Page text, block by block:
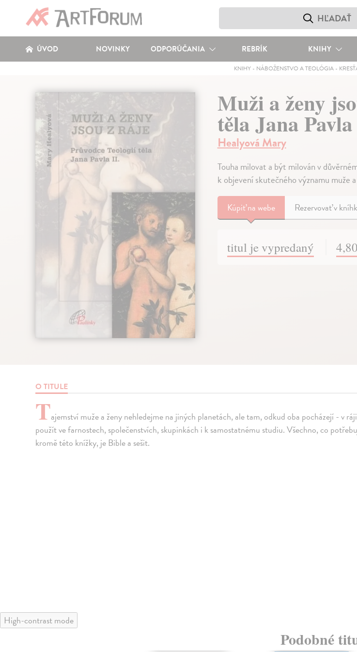
ÚVOD NOVINKY ODPORÚČANIA REBRÍK KNIHY
KNIHY - NÁBOŽENSTVO A TEOLÓGIA -
Muži a ženy
těla Jana
Healyová Mary
Touha milovat a být milován v
k objevení skutečného významu muže
Kúpiťna webe Rezervovať v
titul je vypredaný
O TITULE
Tajemství muže a ženy nehledejme na jiných planetách, ale tam, odkud oba pocházejí - v
použít ve farnostech, společenstvích, skupinkách i k samostatnému studiu. Všechno, co
kromě této knížky, je Bible a sešit.
High-contrast mode
Podobné